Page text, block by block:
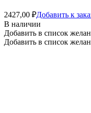
2427,00 ₽Добавить к
В наличии
Добавить в список
Добавить в список